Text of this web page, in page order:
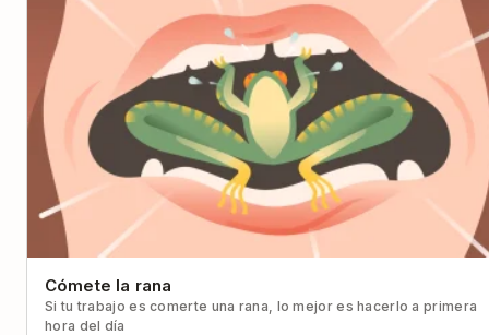
Cómete la rana
Si tu trabajo es comerte una rana, lo mejor es hacerlo a primera
hora del día